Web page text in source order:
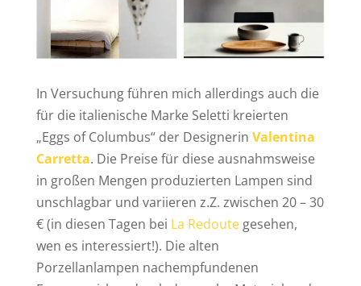
In Versuchung führen mich allerdings auch die
für die italienische Marke Seletti kreierten
„Eggs of Columbus“ der Designerin Valentina
Carretta. Die Preise für diese ausnahmsweise
in großen Mengen produzierten Lampen sind
unschlagbar und variieren z.Z. zwischen 20 – 30
€ (in diesen Tagen bei La Redoute gesehen,
wen es interessiert!). Die alten
Porzellanlampen nachempfundenen